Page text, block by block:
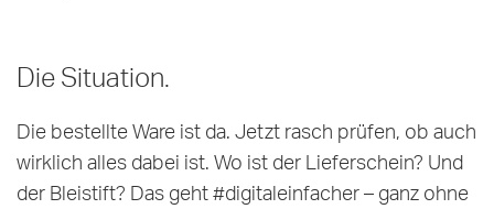
Die Situation.
Die bestellte Ware ist da. Jetzt rasch prüfen, ob auch
wirklich alles dabei ist. Wo ist der Lieferschein? Und
der Bleistift? Das geht #digitaleinfacher – ganz ohne